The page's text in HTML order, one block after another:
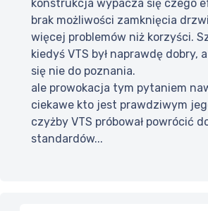
konstrukcja wypacza się czego
brak możliwości zamknięcia
więcej problemów niż korzyści.
kiedyś VTS był naprawdę dobry,
się nie do poznania.
ale prowokacja tym pytaniem
ciekawe kto jest prawdziwym
czyżby VTS próbował powrócić
standardów...